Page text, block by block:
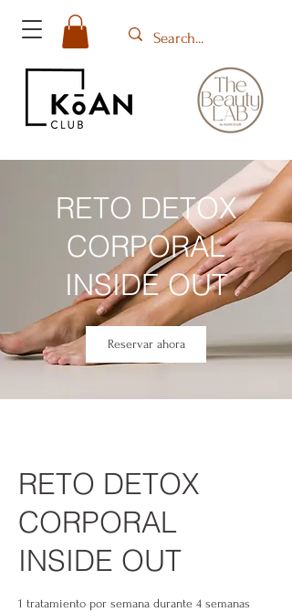
RETO DETOX
CORPORAL
INSIDE OUT
Reservar ahora
RETO DETOX
CORPORAL
INSIDE OUT
1 tratamiento por semana durante 4 semanas